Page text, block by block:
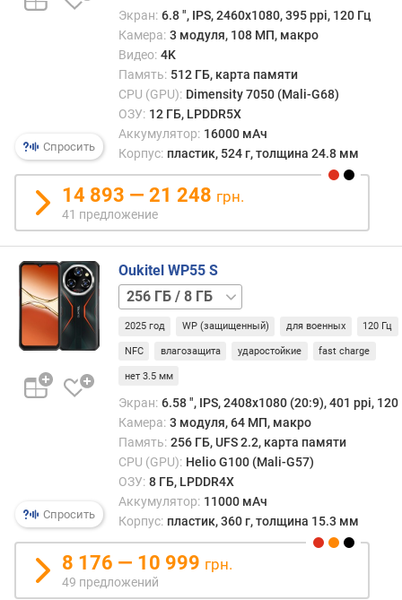
е
б
а
т
а
р
е
(
м
А
)
в
о
р
Спросить
Экран: 6.8 ", IPS, 2460х1080, 395 ppi, 120 Гц
Камера: 3 модуля, 108 МП, макро
Видео: 4K
Память: 512 ГБ, карта памяти
CPU (GPU): Dimensity 7050 (Mali-G68)
ОЗУ: 12 ГБ, LPDDR5X
Аккумулятор: 16000 мАч
Корпус: пластик, 524 г, толщина 24.8 мм
14 893 — 21 248 грн.
41 предложение
Спросить
Oukitel WP55 S
512 ГБ
/
8 ГБ512 ГБ
2025 год WP (защищенный) для военных 120 Гц
NFC влагозащита ударостойкие fast charge
нет 3.5 мм
Экран: 6.58 ", IPS, 2408х1080 (20:9), 401 ppi, 120
Камера: 3 модуля, 64 МП, макро
Память: 256 ГБ, UFS 2.2, карта памяти
CPU (GPU): Helio G100 (Mali-G57)
ОЗУ: 8 ГБ, LPDDR4X
Аккумулятор: 11000 мАч
Корпус: пластик, 360 г, толщина 15.3 мм
8 176 — 10 999 грн.
49 предложений